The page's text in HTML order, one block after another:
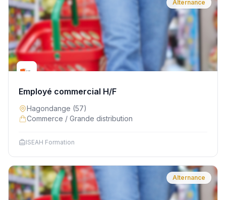
Alternance
Employé commercial H/F
Hagondange (57)
Commerce / Grande distribution
ISEAH Formation
Alternance